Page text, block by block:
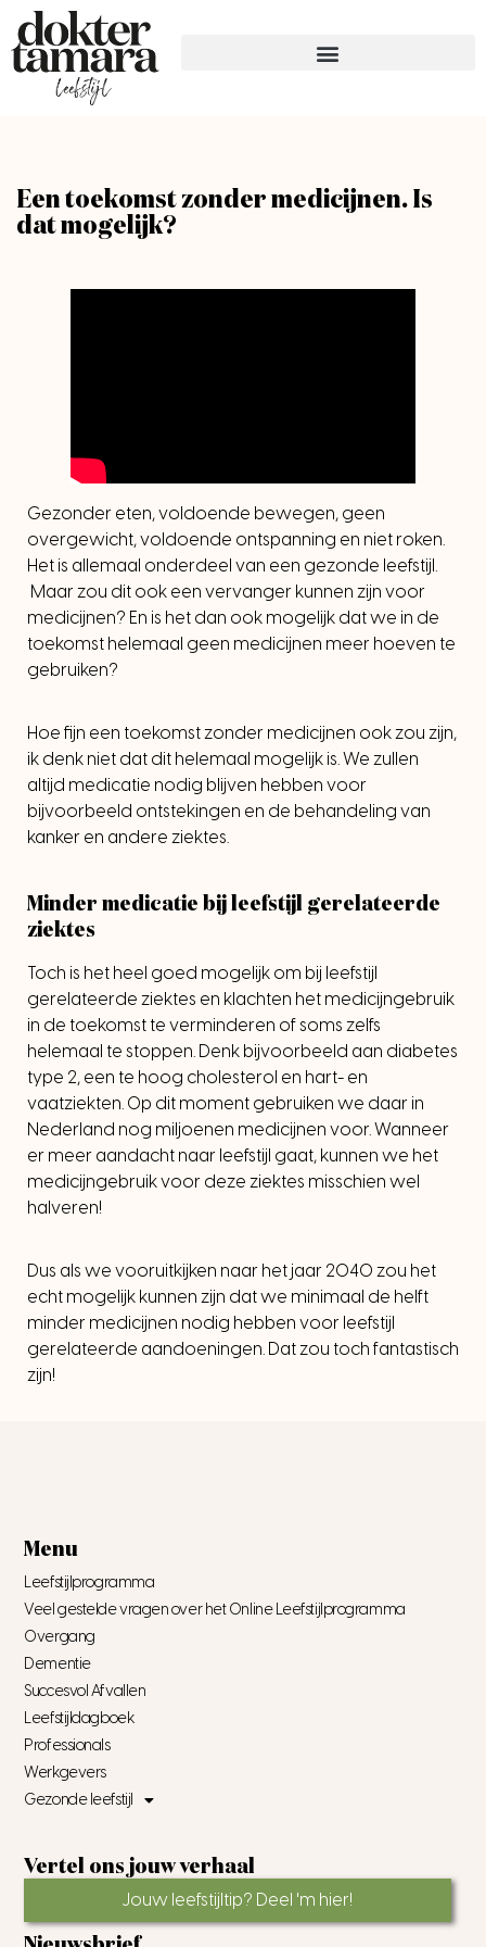
Een toekomst zonder medicijnen. Is
dat mogelijk?
Gezonder eten, voldoende bewegen, geen
overgewicht, voldoende ontspanning en niet roken.
Het is allemaal onderdeel van een gezonde leefstijl.
Maar zou dit ook een vervanger kunnen zijn voor
medicijnen? En is het dan ook mogelijk dat we in de
toekomst helemaal geen medicijnen meer hoeven te
gebruiken?
Hoe fijn een toekomst zonder medicijnen ook zou zijn,
ik denk niet dat dit helemaal mogelijk is. We zullen
altijd medicatie nodig blijven hebben voor
bijvoorbeeld ontstekingen en de behandeling van
kanker en andere ziektes.
Minder medicatie bij leefstijl gerelateerde
ziektes
Toch is het heel goed mogelijk om bij leefstijl
gerelateerde ziektes en klachten het medicijngebruik
in de toekomst te verminderen of soms zelfs
helemaal te stoppen. Denk bijvoorbeeld aan diabetes
type 2, een te hoog cholesterol en hart- en
vaatziekten. Op dit moment gebruiken we daar in
Nederland nog miljoenen medicijnen voor. Wanneer
er meer aandacht naar leefstijl gaat, kunnen we het
medicijngebruik voor deze ziektes misschien wel
halveren!
Dus als we vooruitkijken naar het jaar 2040 zou het
echt mogelijk kunnen zijn dat we minimaal de helft
minder medicijnen nodig hebben voor leefstijl
gerelateerde aandoeningen. Dat zou toch fantastisch
zijn!
Menu
Leefstijlprogramma
Veel gestelde vragen over het Online Leefstijlprogramma
Overgang
Dementie
Succesvol Afvallen
Leefstijldagboek
Professionals
Werkgevers
Gezonde leefstijl
Vertel ons jouw verhaal
Jouw leefstijltip? Deel 'm hier!